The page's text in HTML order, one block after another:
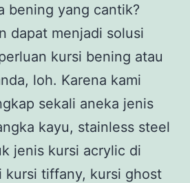
bening yang cantik?
dapat menjadi solusi
kursi bening atau
loh. Karena kami
sekali aneka jenis
kayu, stainless steel
jenis kursi acrylic di
kursi tiffany, kursi ghost